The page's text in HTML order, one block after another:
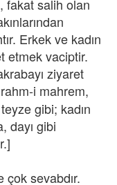
fakat salih olan
Erkek ve kadın
etmek vaciptir.
ziyaret
i mahrem,
gibi; kadın
dayı gibi
çok sevabdır.